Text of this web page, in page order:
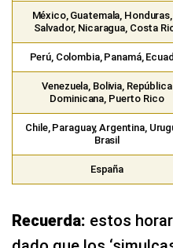
México, Guatemala, Honduras,
Salvador, Nicaragua, Costa
Perú, Colombia, Panamá,
Venezuela, Bolivia, República
Dominicana, Puerto Rico
Chile, Paraguay, Argentina,
Brasil
España
Recuerda: estos